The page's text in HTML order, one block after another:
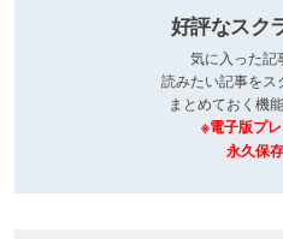
好評なスク
気に入った記
読みたい記事をス
まとめておく機
※電子版プ
永久保